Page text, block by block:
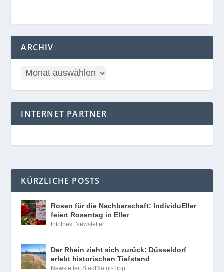
ARCHIV
INTERNET PARTNER
KÜRZLICHE POSTS
Rosen für die Nachbarschaft: IndividuEller
feiert Rosentag in Eller
Infothek, Newsletter
Der Rhein zieht sich zurück: Düsseldorf
erlebt historischen Tiefstand
Newsletter,StadtNatur-Tipp